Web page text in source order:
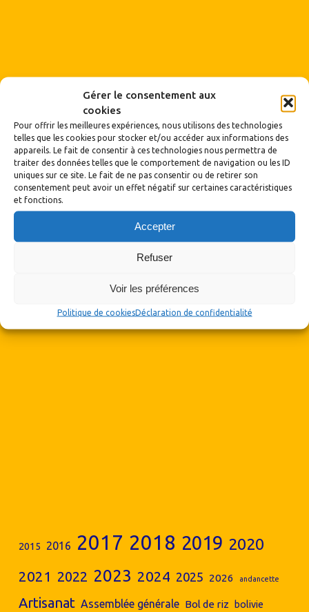
Gérer le consentement aux
cookies
Pour offrir les meilleures expériences, nous utilisons des technologies
telles que les cookies pour stocker et/ou accéder aux informations des
appareils. Le fait de consentir à ces technologies nous permettra de
traiter des données telles que le comportement de navigation ou les ID
uniques sur ce site. Le fait de ne pas consentir ou de retirer son
consentement peut avoir un effet négatif sur certaines caractéristiques
et fonctions.
Accepter
Refuser
Voir les préférences
Politique de cookiesDéclaration de confidentialité
2015 2016 2017 2018 2019 2020
2021 2022 2023 2024 2025 2026 andancette
Artisanat Assemblée générale Bol de riz bolivie